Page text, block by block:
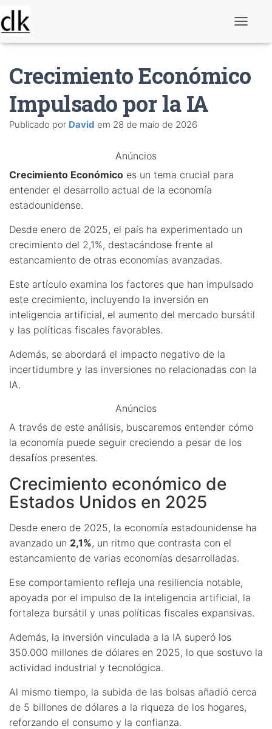
r
n
Crecimiento Económico
Impulsado por la IA
Publicado por David em 28 de maio de 2026
Anúncios
Crecimiento Económico es un tema crucial para
entender el desarrollo actual de la economía
estadounidense.
Desde enero de 2025, el país ha experimentado un
crecimiento del 2,1%, destacándose frente al
estancamiento de otras economías avanzadas.
Este artículo examina los factores que han impulsado
este crecimiento, incluyendo la inversión en
inteligencia artificial, el aumento del mercado bursátil
y las políticas fiscales favorables.
Además, se abordará el impacto negativo de la
incertidumbre y las inversiones no relacionadas con la
IA.
Anúncios
A través de este análisis, buscaremos entender cómo
la economía puede seguir creciendo a pesar de los
desafíos presentes.
Crecimiento económico de
Estados Unidos en 2025
Desde enero de 2025, la economía estadounidense ha
avanzado un 2,1%, un ritmo que contrasta con el
estancamiento de varias economías desarrolladas.
Ese comportamiento refleja una resiliencia notable,
apoyada por el impulso de la inteligencia artificial, la
fortaleza bursátil y unas políticas fiscales expansivas.
Además, la inversión vinculada a la IA superó los
350.000 millones de dólares en 2025, lo que sostuvo la
actividad industrial y tecnológica.
Al mismo tiempo, la subida de las bolsas añadió cerca
de 5 billones de dólares a la riqueza de los hogares,
reforzando el consumo y la confianza.